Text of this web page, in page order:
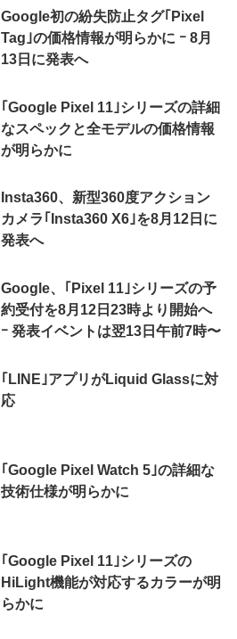
Google初の紛失防止タグ｢Pixel
Tag｣の価格情報が明らかに ｰ 8月
13日に発表へ
｢Google Pixel 11｣シリーズの詳細
なスペックと全モデルの価格情報
が明らかに
Insta360、新型360度アクション
カメラ｢Insta360 X6｣を8月12日に
発表へ
Google、｢Pixel 11｣シリーズの予
約受付を8月12日23時より開始へ
ｰ 発表イベントは翌13日午前7時〜
｢LINE｣アプリがLiquid Glassに対
応
｢Google Pixel Watch 5｣の詳細な
技術仕様が明らかに
｢Google Pixel 11｣シリーズの
HiLight機能が対応するカラーが明
らかに